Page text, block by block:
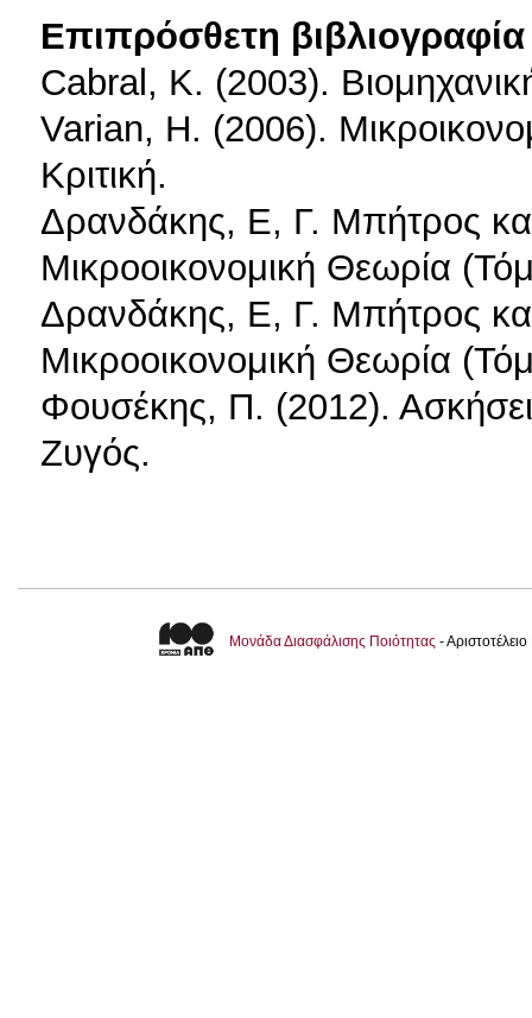
Επιπρόσθετη βιβλιογραφία
Cabral, K. (2003).
Varian, H. (2006).
Κριτική.
Δρανδάκης, Ε, Γ. Μπήτρος
Μικροοικονομική Θεωρία
Δρανδάκης, Ε, Γ. Μπήτρος
Μικροοικονομική Θεωρία
Φουσέκης, Π. (2012).
Ζυγός.
Μονάδα Διασφάλισης Ποιότητας -